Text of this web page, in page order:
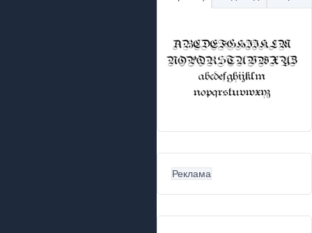
Реклама